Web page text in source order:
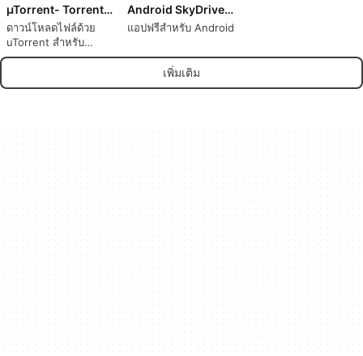
µTorrent- Torrent Downloader
ดาวน์โหลดไฟล์ด้วย
uTorrent สำหรับ
Android
Android SkyDrive Explorer
แอปฟรีสำหรับ Android
เพิ่มเติม